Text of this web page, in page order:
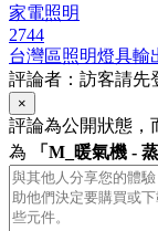
家電照明
2744
台灣區照明燈具輸
評論者：訪客請先
×
評論為公開狀態，
為
「M_暖氣機 - 蒸